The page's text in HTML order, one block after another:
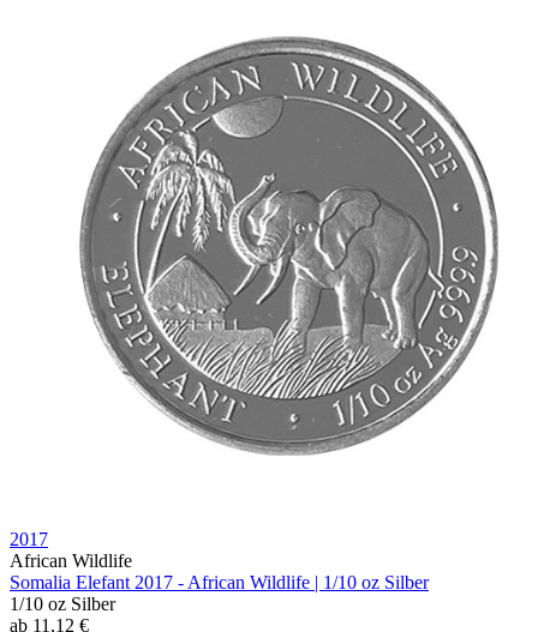
2017
African Wildlife
Somalia Elefant 2017 - African Wildlife | 1/10 oz Silber
1/10 oz Silber
ab 11,12 €